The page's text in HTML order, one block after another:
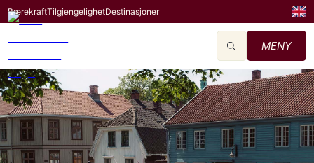
BærekraftTilgjengelighetDestinasjoner
MENY